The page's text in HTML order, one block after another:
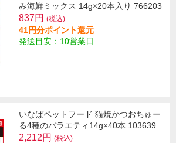
み海鮮ミックス 14g×20本入り 766203
837円 (税込)
41円分ポイント還元
発送目安：10営業日
いなばペットフード 猫焼かつおちゅー
る4種のバラエティ14g×40本 103639
2,212円 (税込)